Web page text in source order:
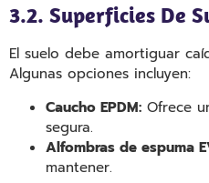
3.2. Superficies De
El suelo debe amortiguar
Algunas opciones incluyen:
Caucho EPDM: Ofrece
segura.
Alfombras de espuma
mantener.